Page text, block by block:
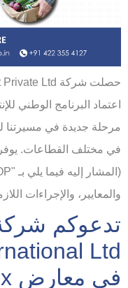
مرحلة جديدة في مسيرتنا
في مختلف القطاعات. يوفر
والمعايير، والإجراءات